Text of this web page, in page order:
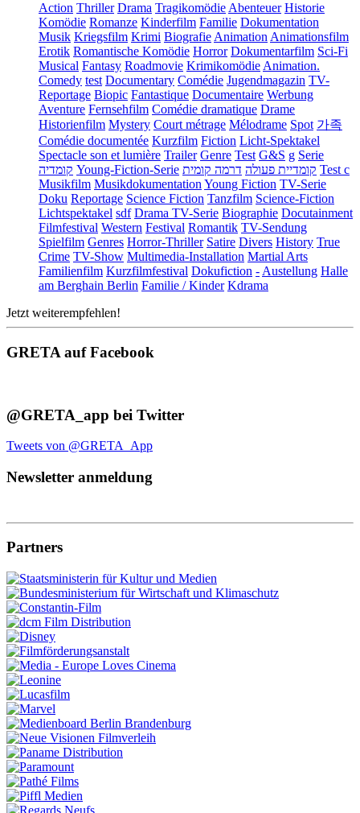
Action Thriller Drama TragikomödieAbenteuer Historie
Komödie Romanze Kinderfilm Familie Dokumentation
Musik Kriegsfilm Krimi BiografieAnimationAnimationsfilm
Erotik Romantische Komödie Horror Dokumentarfilm Sci-Fi
Musical Fantasy Roadmovie KrimikomödieAnimation.
Comedy test Documentary Comédie Jugendmagazin TV-
Reportage Biopic Fantastique Documentaire Werbung
Aventure Fernsehfilm Comédie dramatique Drame
Historienfilm Mystery Court métrage Mélodrame Spot 가족
Comédie documentée Kurzfilm Fiction Licht-Spektakel
Spectacle son et lumière Trailer Genre Test G&S g Serie
קומדיה Young-Fiction-Serie קומדיית פעולה דרמה קומית
Test c
Musikfilm MusikdokumentationYoung Fiction TV-Serie
Doku Reportage Science Fiction Tanzfilm Science-Fiction
Lichtspektakel sdf Drama TV-Serie Biographie Docutainment
Filmfestival Western Festival Romantik TV-Sendung
Spielfilm Genres Horror-Thriller Satire Divers History True
Crime TV-Show Multimedia-Installation Martial Arts
Familienfilm Kurzfilmfestival Dokufiction -Austellung Halle
am Berghain Berlin Familie / Kinder Kdrama
Jetzt weiterempfehlen!
GRETA auf Facebook
@GRETA_app bei Twitter
Tweets von @GRETA_App
Newsletter anmeldung
Partners